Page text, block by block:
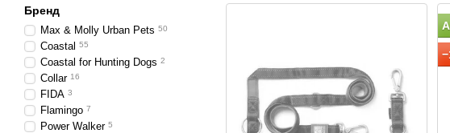
Бренд
Max & Molly Urban Pets 50
Coastal 55
Coastal for Hunting Dogs 2
Collar 16
FIDA 3
Flamingo 7
Power Walker 5